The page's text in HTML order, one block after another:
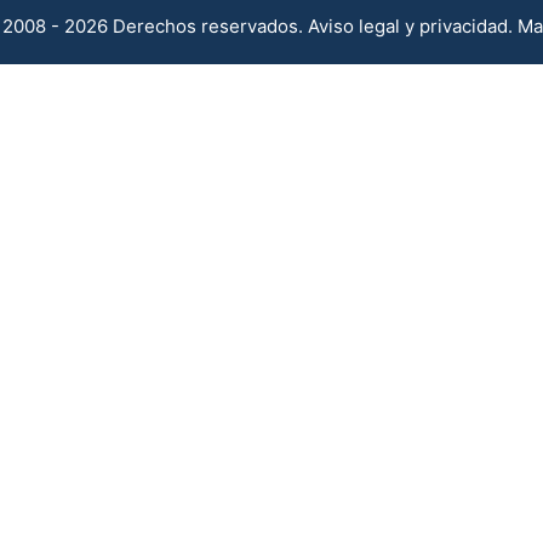
- 2026 Derechos reservados. Aviso legal y privacidad.